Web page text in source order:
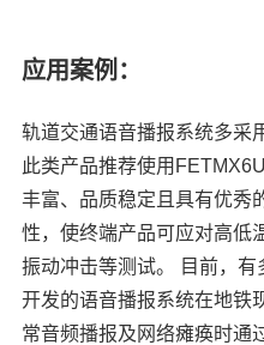
应用案例：
轨道交通语音播报系统多采
此类产品推荐使用
丰富、品质稳定且具有优秀
性，使终端产品可应对高低
振动冲击等测试。 目前，
开发的语音播报系统在地铁
常音频播报及网络瘫痪时通